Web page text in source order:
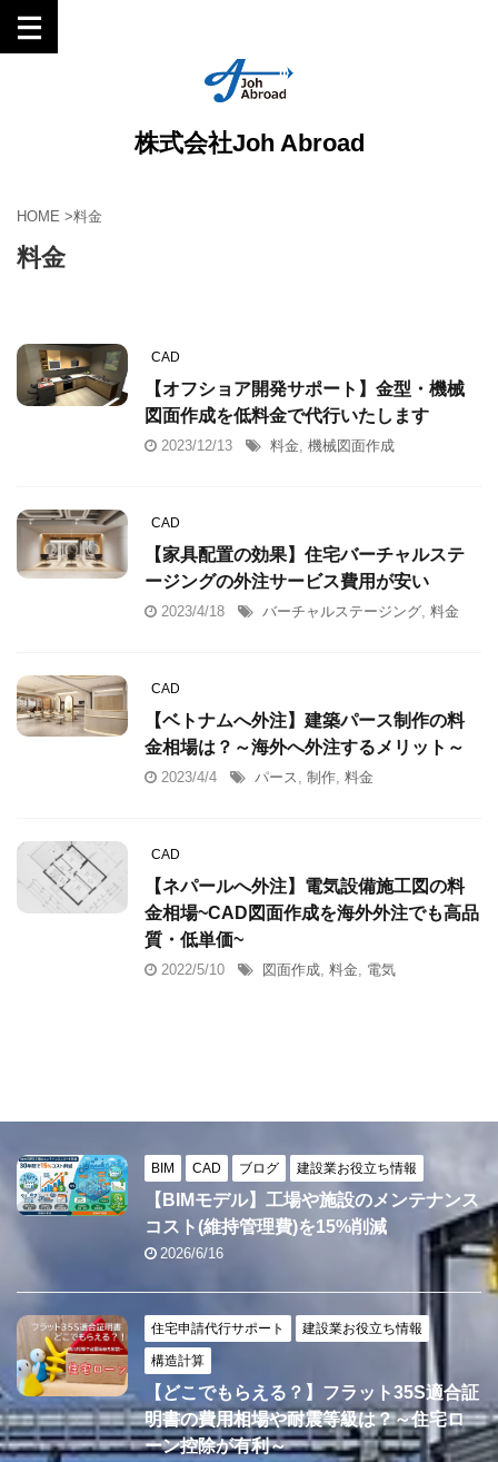
株式会社Joh Abroad
HOME >料金
料金
CAD
【オフショア開発サポート】金型・機械
図面作成を低料金で代行いたします
2023/12/13 料金 機械図面作成
CAD
【家具配置の効果】住宅バーチャルステ
ージングの外注サービス費用が安い
2023/4/18 バーチャルステージング 料金
CAD
【ベトナムへ外注】建築パース制作の料
金相場は？～海外へ外注するメリット～
2023/4/4 パース 制作 料金
CAD
【ネパールへ外注】電気設備施工図の料
金相場~CAD図面作成を海外外注でも高品
質・低単価~
2022/5/10 図面作成 料金 電気
BIM CAD ブログ 建設業お役立ち情報
【BIMモデル】工場や施設のメンテナンス
コスト(維持管理費)を15%削減
2026/6/16
住宅申請代行サポート 建設業お役立ち情報
構造計算
【どこでもらえる？】フラット35S適合証
明書の費用相場や耐震等級は？～住宅ロ
ーン控除が有利～